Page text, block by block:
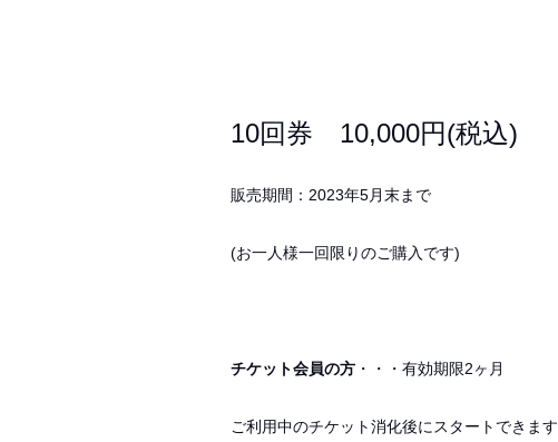
10回券 10,000円(税込)
販売期間： 2023年5月末まで
(お一人様一回限りのご購入です)
チケット会員の方 ・・・有効期限2ヶ月
ご利用中のチケット消化後にスタートできます